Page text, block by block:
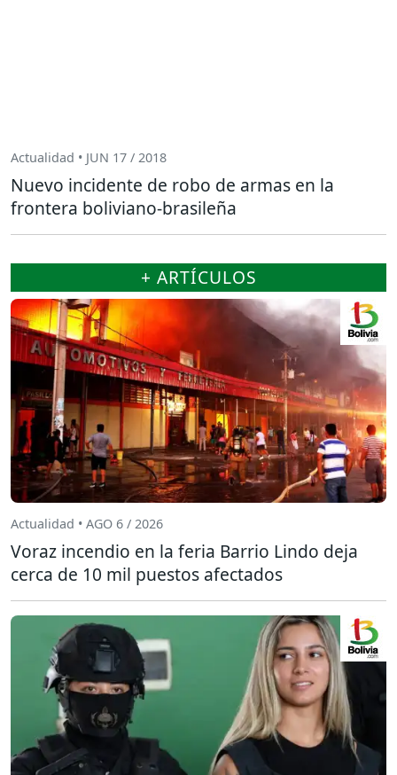
Actualidad • JUN 17 / 2018
Nuevo incidente de robo de armas en la
frontera boliviano-brasileña
+ ARTÍCULOS
Actualidad • AGO 6 / 2026
Voraz incendio en la feria Barrio Lindo deja
cerca de 10 mil puestos afectados